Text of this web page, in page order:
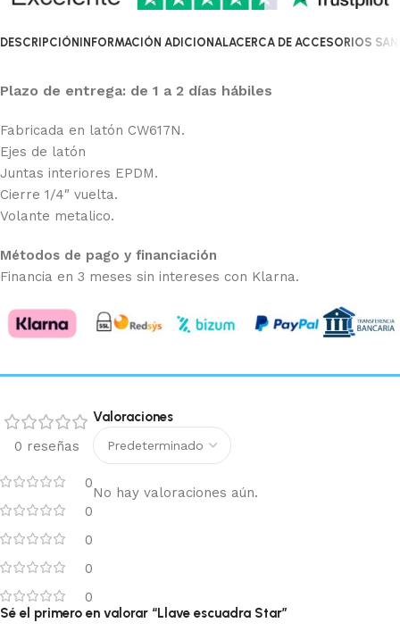
DESCRIPCIÓNINFORMACIÓN ADICIONALACERCA DE ACCESORIOS
Plazo de entrega: de 1 a 2 días hábiles
Fabricada en latón CW617N.
Ejes de latón
Juntas interiores EPDM.
Cierre 1/4″ vuelta.
Volante metalico.
Métodos de pago y financiación
Financia en 3 meses sin intereses con Klarna.
0 reseñas
0
0
0
0
0
Valoraciones
No hay valoraciones aún.
Sé el primero en valorar “Llave escuadra Star”